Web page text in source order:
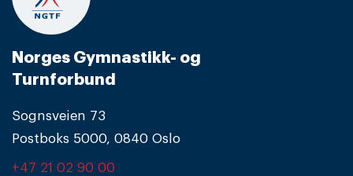
Norges Gymnastikk- og
Turnforbund
Sognsveien 73
Postboks 5000, 0840 Oslo
+47 21 02 90 00